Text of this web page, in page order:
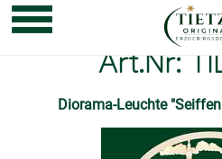
Art.Nr:
Diorama-Leuchte